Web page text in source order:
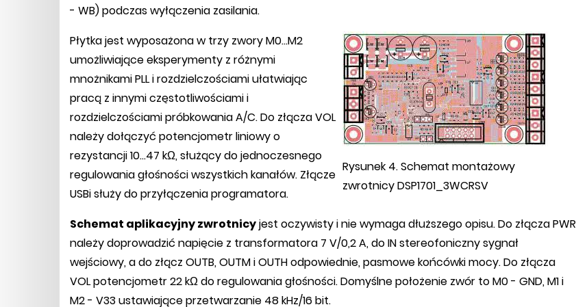
- WB) podczas wyłączenia zasilania.
Rysunek 4. Schemat montażowy
zwrotnicy DSP1701_3WCRSV
Płytka jest wyposażona w trzy zwory M0...M2
umożliwiające eksperymenty z różnymi
mnożnikami PLL i rozdzielczościami ułatwiając
pracą z innymi częstotliwościami i
rozdzielczościami próbkowania A/C. Do złącza VOL
należy dołączyć potencjometr liniowy o
rezystancji 10...47 kΩ, służący do jednoczesnego
regulowania głośności wszystkich kanałów. Złącze
USBi służy do przyłączenia programatora.
Schemat aplikacyjny zwrotnicyjest oczywisty i nie wymaga dłuższego opisu. Do złącza PWR
należy doprowadzić napięcie z transformatora 7 V/0,2 A, do IN stereofoniczny sygnał
wejściowy, a do złącz OUTB, OUTM i OUTH odpowiednie, pasmowe końcówki mocy. Do złącza
VOL potencjometr 22 kΩ do regulowania głośności. Domyślne położenie zwór to M0 - GND, M1 i
M2 - V33 ustawiające przetwarzanie 48 kHz/16 bit.